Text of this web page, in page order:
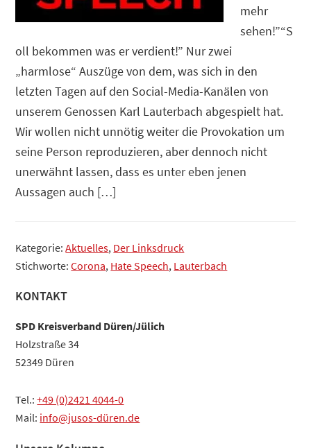
mehr
sehen!”“S
oll bekommen was er verdient!” Nur zwei
„harmlose“ Auszüge von dem, was sich in den
letzten Tagen auf den Social-Media-Kanälen von
unserem Genossen Karl Lauterbach abgespielt hat.
Wir wollen nicht unnötig weiter die Provokation um
seine Person reproduzieren, aber dennoch nicht
unerwähnt lassen, dass es unter eben jenen
Aussagen auch […]
Kategorie:Aktuelles, Der Linksdruck
Stichworte:Corona, Hate Speech, Lauterbach
Haupt-
Sidebar
KONTAKT
SPD Kreisverband Düren/Jülich
Holzstraße 34
52349 Düren
Tel.:+49 (0)2421 4044-0
Mail: info@jusos-düren.de